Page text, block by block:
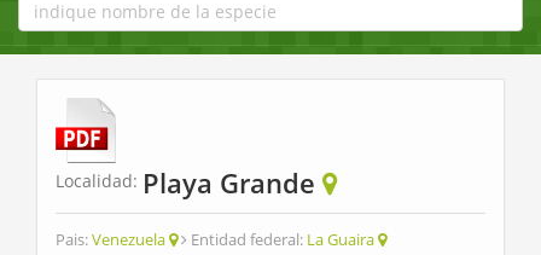
Localidad: Playa Grande
Pais:Venezuela Entidad federal: La Guaira